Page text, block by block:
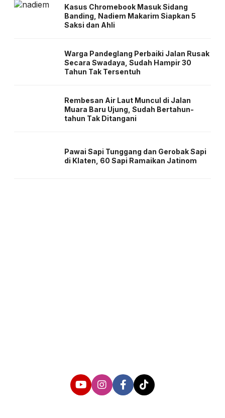
Kasus Chromebook Masuk Sidang
Banding, Nadiem Makarim Siapkan 5
Saksi dan Ahli
Warga Pandeglang Perbaiki Jalan Rusak
Secara Swadaya, Sudah Hampir 30
Tahun Tak Tersentuh
Rembesan Air Laut Muncul di Jalan
Muara Baru Ujung, Sudah Bertahun-
tahun Tak Ditangani
Pawai Sapi Tunggang dan Gerobak Sapi
di Klaten, 60 Sapi Ramaikan Jatinom